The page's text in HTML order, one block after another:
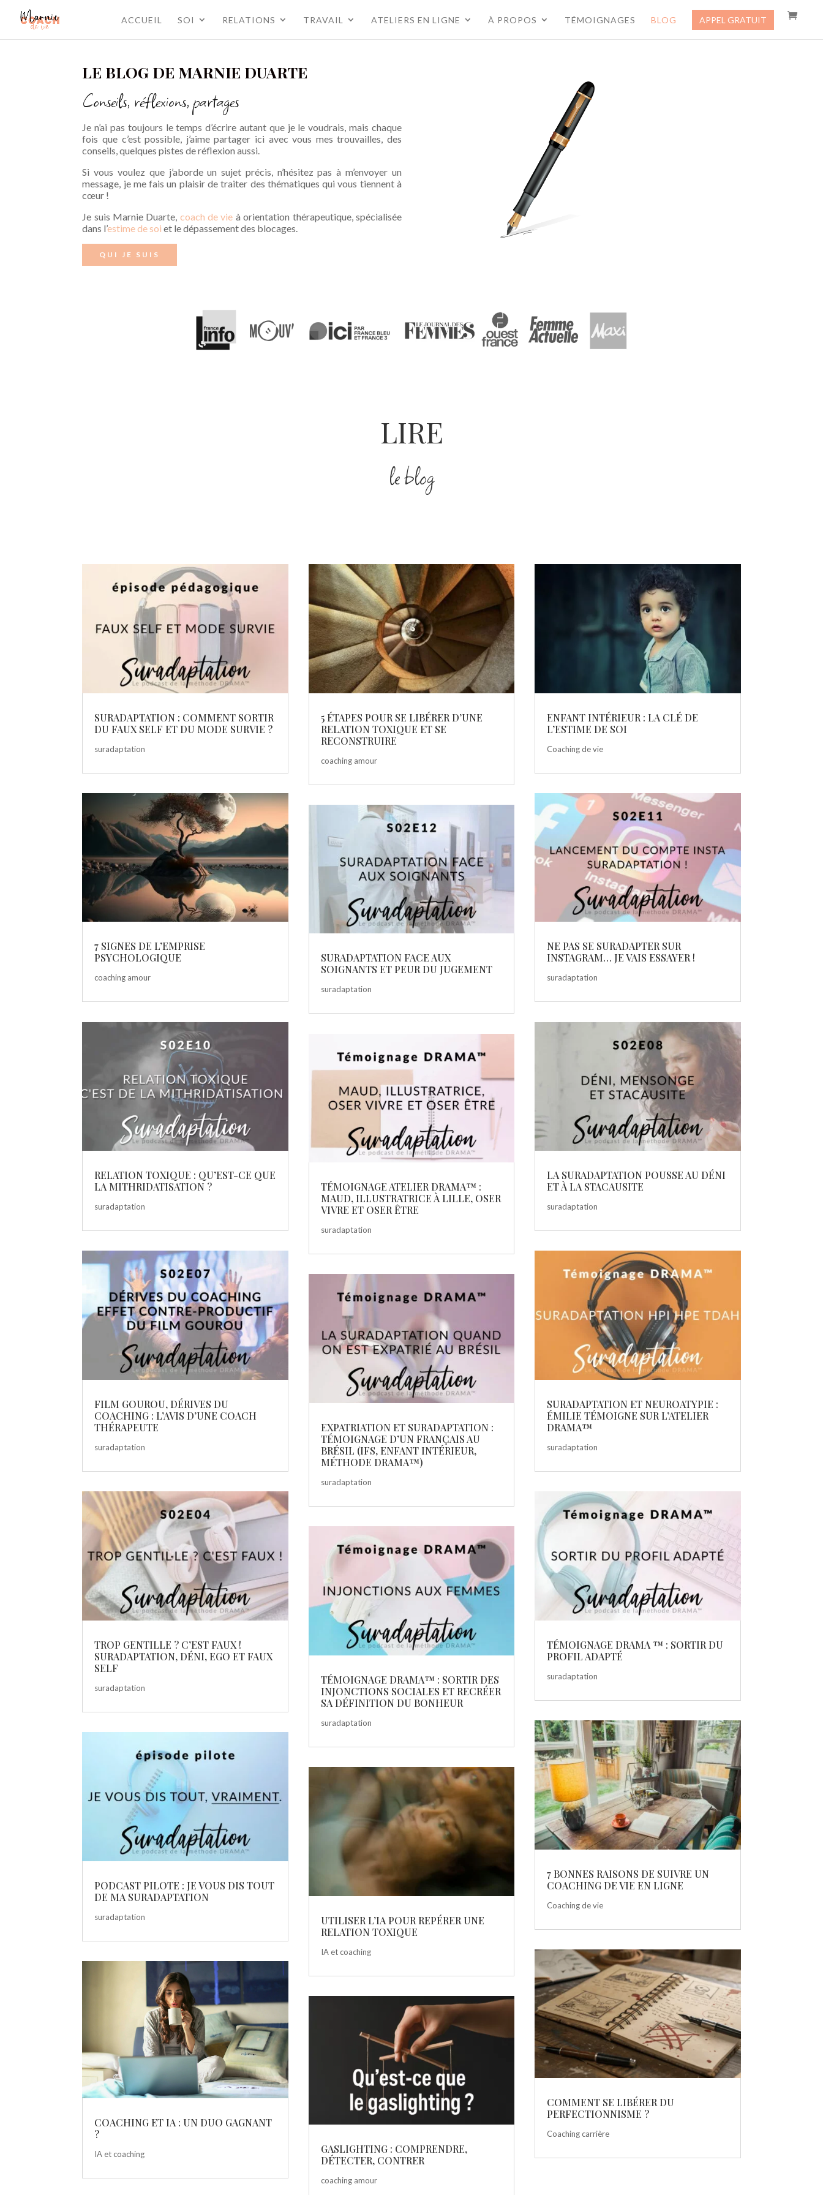
ACCUEIL SOI RELATIONS TRAVAIL ATELIERS EN LIGNE À PROPOS TÉMOIGNAGES BLOG APPEL GRATUIT
LE BLOG DE MARNIE DUARTE
Conseils, réflexions, partages
Je n’ai pas toujours le temps d’écrire autant que je le voudrais, mais chaque
fois que c’est possible, j’aime partager ici avec vous mes trouvailles, des
conseils, quelques pistes de réflexion aussi.
Si vous voulez que j’aborde un sujet précis, n’hésitez pas à m’envoyer un
message, je me fais un plaisir de traiter des thématiques qui vous tiennent à
cœur !
Je suis Marnie Duarte, coach de vie à orientation thérapeutique, spécialisée
dans l’estime de soi et le dépassement des blocages.
QUI JE SUIS
LIRE
le blog
SURADAPTATION : COMMENT SORTIR
DU FAUX SELF ET DU MODE SURVIE ?
suradaptation
7 SIGNES DE L’EMPRISE
PSYCHOLOGIQUE
coaching amour
RELATION TOXIQUE : QU’EST-CE QUE
LA MITHRIDATISATION ?
suradaptation
FILM GOUROU, DÉRIVES DU
COACHING : L’AVIS D’UNE COACH
THÉRAPEUTE
suradaptation
TROP GENTILLE ? C’EST FAUX !
SURADAPTATION, DÉNI, EGO ET FAUX
SELF
suradaptation
PODCAST PILOTE : JE VOUS DIS TOUT
DE MA SURADAPTATION
suradaptation
COACHING ET IA : UN DUO GAGNANT
?
IA et coaching
5 ÉTAPES POUR SE LIBÉRER D’UNE
RELATION TOXIQUE ET SE
RECONSTRUIRE
coaching amour
SURADAPTATION FACE AUX
SOIGNANTS ET PEUR DU JUGEMENT
suradaptation
TÉMOIGNAGE ATELIER DRAMA™ :
MAUD, ILLUSTRATRICE À LILLE, OSER
VIVRE ET OSER ÊTRE
suradaptation
EXPATRIATION ET SURADAPTATION :
TÉMOIGNAGE D’UN FRANÇAIS AU
BRÉSIL (IFS, ENFANT INTÉRIEUR,
MÉTHODE DRAMA™)
suradaptation
TÉMOIGNAGE DRAMA™ : SORTIR DES
INJONCTIONS SOCIALES ET RECRÉER
SA DÉFINITION DU BONHEUR
suradaptation
UTILISER L’IA POUR REPÉRER UNE
RELATION TOXIQUE
IA et coaching
GASLIGHTING : COMPRENDRE,
DÉTECTER, CONTRER
coaching amour
ENFANT INTÉRIEUR : LA CLÉ DE
L’ESTIME DE SOI
Coaching de vie
NE PAS SE SURADAPTER SUR
INSTAGRAM… JE VAIS ESSAYER !
suradaptation
LA SURADAPTATION POUSSE AU DÉNI
ET À LA STACAUSITE
suradaptation
SURADAPTATION ET NEUROATYPIE :
ÉMILIE TÉMOIGNE SUR L’ATELIER
DRAMA™
suradaptation
TÉMOIGNAGE DRAMA ™ : SORTIR DU
PROFIL ADAPTÉ
suradaptation
7 BONNES RAISONS DE SUIVRE UN
COACHING DE VIE EN LIGNE
Coaching de vie
COMMENT SE LIBÉRER DU
PERFECTIONNISME ?
Coaching carrière